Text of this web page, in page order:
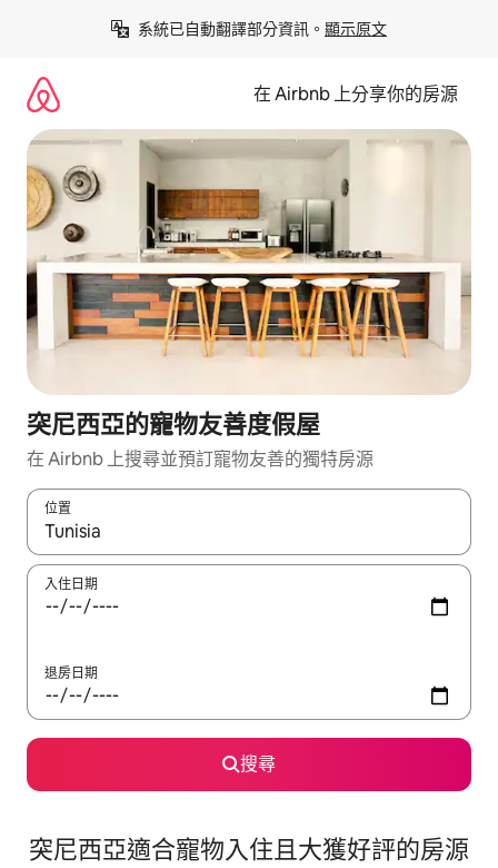
系統已自動翻譯部分資訊。 顯示原文
在 Airbnb 上分享你的房源
突尼西亞的寵物友善度假屋
在 Airbnb 上搜尋並預訂寵物友善的獨特房源
位置
如有搜尋結果，瀏覽內容時請使用上下箭頭，或輕點、滑動裝置。
入住日期
退房日期
搜尋
突尼西亞適合寵物入住且大獲好評的房源